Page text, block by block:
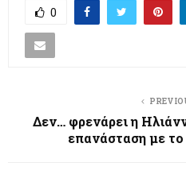
0
Δεν… φρενάρει η
επανάσταση με